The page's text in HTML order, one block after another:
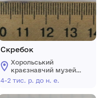
Скребок
Хорольський
краєзнавчий музей
Хорольської міської
ради Лубенського
району Полтавської
4-2 тис. р. до н. е.